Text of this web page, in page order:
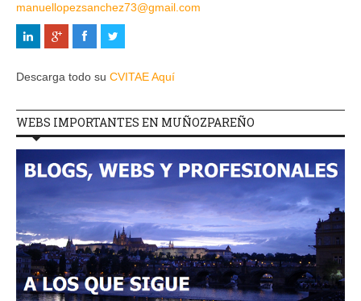
manuellopezsanchez73@gmail.com
Descarga todo su CVITAE Aquí
WEBS IMPORTANTES EN MUÑOZPAREÑO